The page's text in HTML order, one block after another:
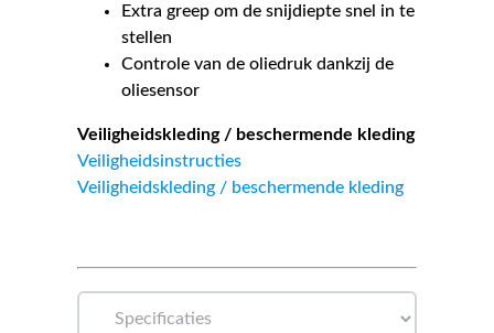
Extra greep om de snijdiepte snel in te
stellen
Controle van de oliedruk dankzij de
oliesensor
Veiligheidskleding / beschermende kleding
Veiligheidsinstructies
Veiligheidskleding / beschermende kleding